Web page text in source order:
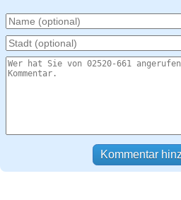
Kommentar